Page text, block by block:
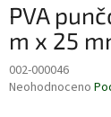
PVA
m x 25
002-000046
Průměrné
Neohodnoceno